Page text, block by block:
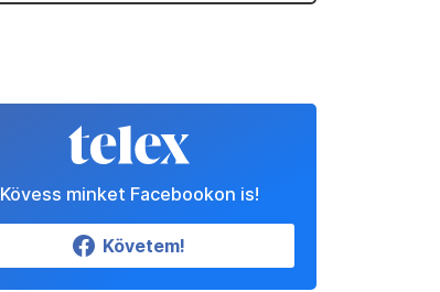
Kövess minket Facebookon is!
Követem!